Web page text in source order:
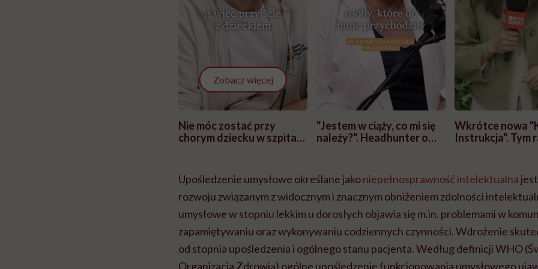
Zobacz więcej
Nie móc zostać przy
chorym dziecku w szpitalu
głupota i brak wyobraźni"
"Jestem w ciąży, co mi się
należy?". Headhunter o
pracy
Wkrótce nowa
Instrukcja". Tym
ekspercki
Upośledzenie umysłowe określane jakoniepełnosprawność intelektualna
rozwoju związanym z widocznym i znacznym obniżeniem zdolności
umysłowe w stopniu lekkim u dorosłych objawia się m.in. problemami w
zapamiętywaniu oraz wykonywaniu codziennych czynności. Wdrożenie
od stopnia upośledzenia i ogólnego stanu pacjenta. Według definicji WHO
Organizacja Zdrowia) ogólne upośledzenie funkcjonowania umysłowego